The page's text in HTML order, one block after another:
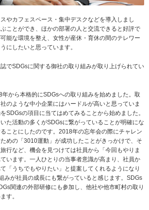
やカフェスペース・集中デスクなどを導入しまし
ことができ、ほかの部署の人と交流できると好評で
能な環境を整え、女性が産休・育休の間のテレワー
にしたいと思っています。
でSDGsに関する御社の取り組みが取り上げられてい
から本格的にSDGsへの取り組みを始めました。取
のような中小企業にはハードルが高いと思っていま
SDGsの項目に当てはめてみることから始めました。
た活動の多くがSDGsに繋がっていることが明確にな
ことにしたのです。2018年の忘年会の際にチャレン
めの「3010運動」が成功したことがきっかけで、そ
行など、機会を見つけては社員から「今回もやりま
います。一人ひとりの当事者意識が高まり、社員か
「うちでもやりたい」と提案してくれるようになり
みが社員の成長にも繋がっていると感じます。SDGs
関連の外部研修にも参加し、他社や他市町村の取り
す。